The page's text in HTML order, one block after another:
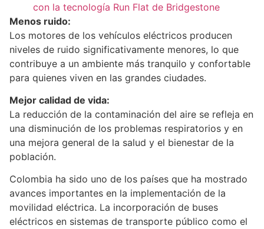
con la tecnología Run Flat de Bridgestone
Menos ruido:
Los motores de los vehículos eléctricos producen
niveles de ruido significativamente menores, lo que
contribuye a un ambiente más tranquilo y confortable
para quienes viven en las grandes ciudades.
Mejor calidad de vida:
La reducción de la contaminación del aire se refleja en
una disminución de los problemas respiratorios y en
una mejora general de la salud y el bienestar de la
población.
Colombia ha sido uno de los países que ha mostrado
avances importantes en la implementación de la
movilidad eléctrica. La incorporación de buses
eléctricos en sistemas de transporte público como el